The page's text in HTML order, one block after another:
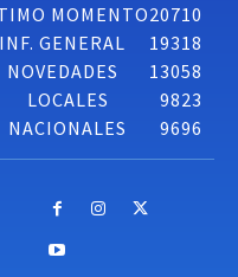
MOMENTO20710
INF. GENERAL
19318
NOVEDADES
13058
LOCALES
9823
NACIONALES
9696